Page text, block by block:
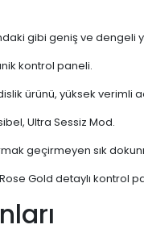
gibi geniş ve dengeli
kontrol paneli.
ürünü, yüksek verimli
Ultra Sessiz Mod.
geçirmeyen sık
Gold detaylı kontrol